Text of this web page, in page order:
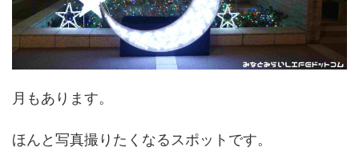
月もあります。
ほんと写真撮りたくなるスポットです。